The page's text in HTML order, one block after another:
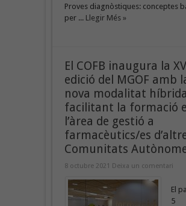
Proves diagnòstiques: conceptes
per ... Llegir Més »
El COFB inaugura la
edició del MGOF amb
nova modalitat
facilitant la formació
l’àrea de gestió a
farmacèutics/es
Comunitats
8 octubre 2021 Deixa un comentari
El
5